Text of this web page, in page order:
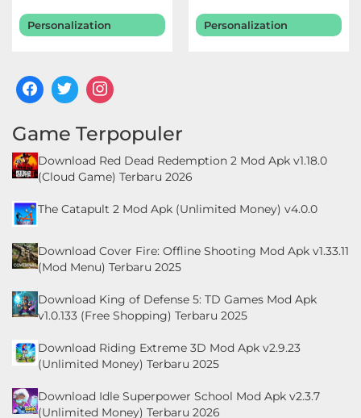
Personalization Personalization
Game Terpopuler
Download Red Dead Redemption 2 Mod Apk v1.18.0
(Cloud Game) Terbaru 2026
The Catapult 2 Mod Apk (Unlimited Money) v4.0.0
Download Cover Fire: Offline Shooting Mod Apk v1.33.11
(Mod Menu) Terbaru 2025
Download King of Defense 5: TD Games Mod Apk
v1.0.133 (Free Shopping) Terbaru 2025
Download Riding Extreme 3D Mod Apk v2.9.23
(Unlimited Money) Terbaru 2025
Download Idle Superpower School Mod Apk v2.3.7
(Unlimited Money) Terbaru 2026